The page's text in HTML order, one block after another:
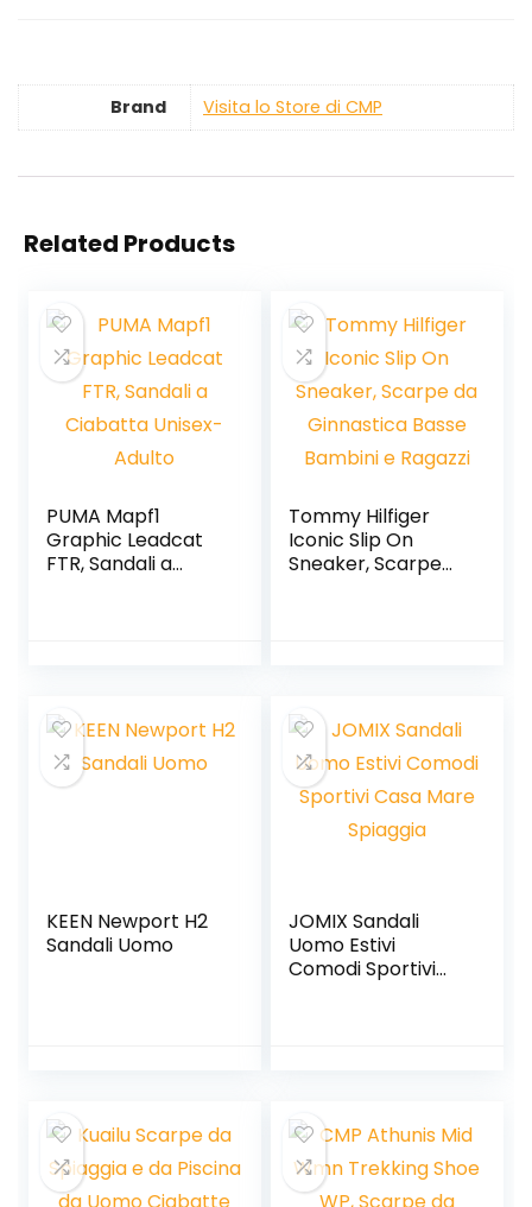
Brand Visita lo Store di CMP
Related Products
PUMA Mapf1
Graphic Leadcat
FTR, Sandali a
Tommy Hilfiger
Iconic Slip On
Sneaker, Scarpe
KEEN Newport H2
Sandali Uomo
JOMIX Sandali
Uomo Estivi
Comodi Sportivi